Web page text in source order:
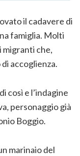
il cadavere di
famiglia. Molti
migranti che,
accoglienza.
così e l’indagine
personaggio già
Boggio.
marinaio del